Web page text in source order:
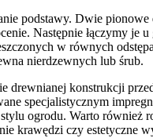
podstawy. Dwie
Następnie łączymy je
w równych
nierdzewnych lub śrub.
drewnianej konstrukcji
specjalistycznym
ogrodu. Warto również
krawędzi czy estetyczne